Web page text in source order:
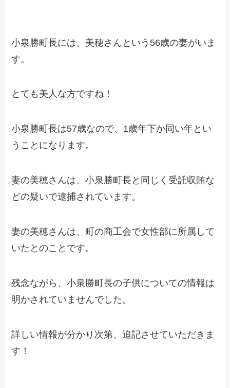
小泉勝町長には、美穂さんという56歳の妻がいま
す。
とても美人な方ですね！
小泉勝町長は57歳なので、1歳年下か同い年とい
うことになります。
妻の美穂さんは、小泉勝町長と同じく受託収賄な
どの疑いで逮捕されています。
妻の美穂さんは、町の商工会で女性部に所属して
いたとのことです。
残念ながら、小泉勝町長の子供についての情報は
明かされていませんでした。
詳しい情報が分かり次第、追記させていただきま
す！